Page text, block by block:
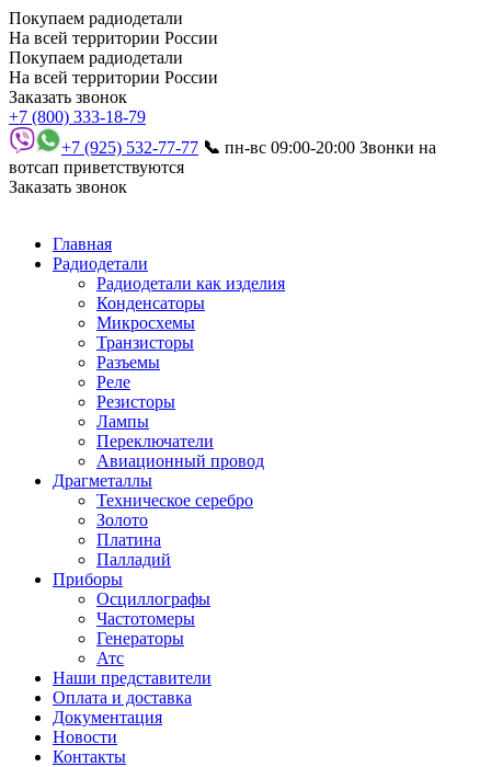
Покупаем радиодетали
На всей территории России
Покупаем радиодетали
На всей территории России
Заказать звонок
+7 (800) 333-18-79
+7 (925) 532-77-77 📞 пн-вс 09:00-20:00 Звонки на
вотсап приветствуются
Заказать звонок
Главная
Радиодетали
Радиодетали как изделия
Конденсаторы
Микросхемы
Транзисторы
Разъемы
Реле
Резисторы
Лампы
Переключатели
Авиационный провод
Драгметаллы
Техническое серебро
Золото
Платина
Палладий
Приборы
Осциллографы
Частотомеры
Генераторы
Атс
Наши представители
Оплата и доставка
Документация
Новости
Контакты